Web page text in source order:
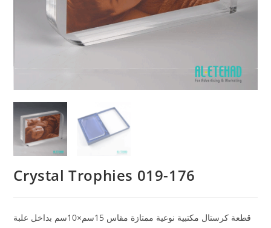
Crystal Trophies 019-176
قطعة كرستال مكتبية نوعية ممتازة مقاس 15سم×10سم بداخل علبة